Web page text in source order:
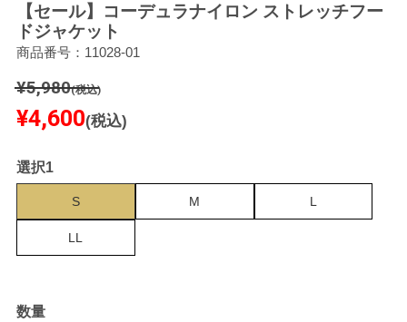
【セール】コーデュラナイロン ストレッチフー
ドジャケット
商品番号：11028-01
¥5,980(税込)
¥4,600(税込)
選択1
S M L
LL
数量